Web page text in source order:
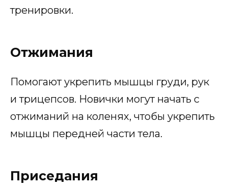
тренировки.
Отжимания
Помогают укрепить мышцы груди, рук
и трицепсов. Новички могут начать с
отжиманий на коленях, чтобы укрепить
мышцы передней части тела.
Приседания